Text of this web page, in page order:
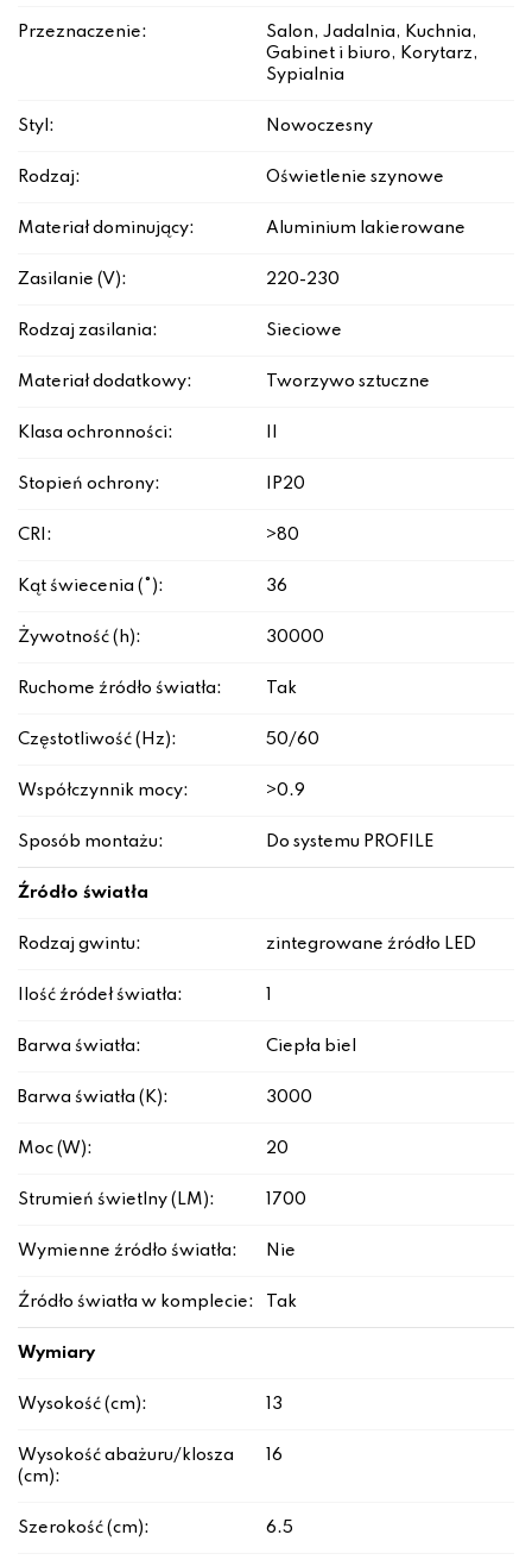
Przeznaczenie:
Salon, Jadalnia, Kuchnia,
Gabinet i biuro, Korytarz,
Sypialnia
Styl: Nowoczesny
Rodzaj: Oświetlenie szynowe
Materiał dominujący: Aluminium lakierowane
Zasilanie (V): 220-230
Rodzaj zasilania: Sieciowe
Materiał dodatkowy: Tworzywo sztuczne
Klasa ochronności:
Stopień ochrony: IP20
CRI: >80
Kąt świecenia (°): 36
Żywotność (h): 30000
Ruchome źródło światła: Tak
Częstotliwość (Hz): 50/60
Współczynnik mocy: >0.9
Sposób montażu: Do systemu PROFILE
Źródło światła
Rodzaj gwintu: zintegrowane źródło LED
Ilość źródeł światła:
Barwa światła: Ciepła biel
Barwa światła (K): 3000
Moc (W): 20
Strumień świetlny (LM): 1700
Wymienne źródło światła: Nie
Źródło światła w komplecie: Tak
Wymiary
Wysokość (cm): 13
Wysokość abażuru/klosza
(cm):
16
Szerokość (cm): 6.5